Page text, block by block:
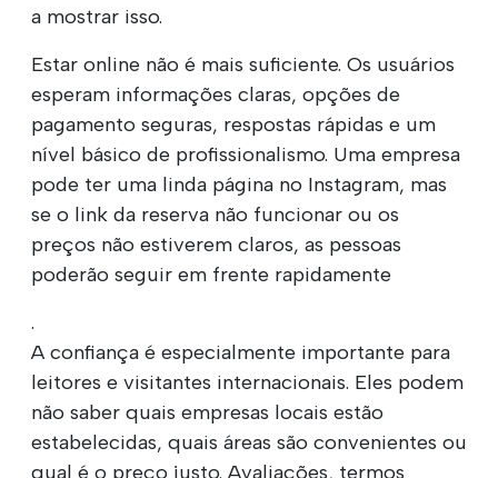
a mostrar isso.
Estar online não é mais suficiente. Os usuários
esperam informações claras, opções de
pagamento seguras, respostas rápidas e um
nível básico de profissionalismo. Uma empresa
pode ter uma linda página no Instagram, mas
se o link da reserva não funcionar ou os
preços não estiverem claros, as pessoas
poderão seguir em frente rapidamente
.
A confiança é especialmente importante para
leitores e visitantes internacionais. Eles podem
não saber quais empresas locais estão
estabelecidas, quais áreas são convenientes ou
qual é o preço justo. Avaliações, termos